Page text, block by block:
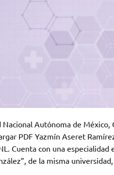
Autónoma de México,
PDF Yazmín Aseret
Cuenta con una especialidad
de la misma